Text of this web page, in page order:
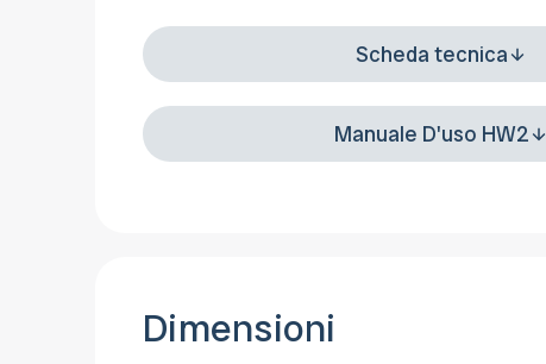
Scheda tecnica
Manuale D'uso HW2
Dimensioni